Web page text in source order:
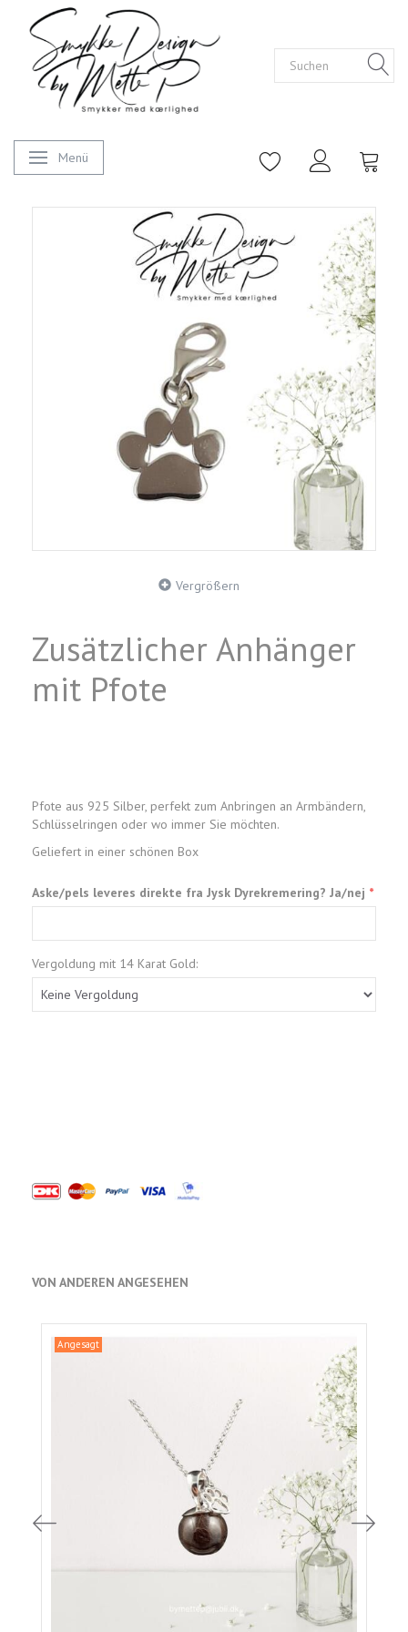
Anzeige ändern
Menü
Vergrößern
Zusätzlicher Anhänger
mit Pfote
Pfote aus 925 Silber, perfekt zum Anbringen an Armbändern,
Schlüsselringen oder wo immer Sie möchten.
Geliefert in einer schönen Box
Aske/pels leveres direkte fra Jysk Dyrekremering? Ja/nej
Vergoldung mit 14 Karat Gold:
VON ANDEREN ANGESEHEN
Angesagt